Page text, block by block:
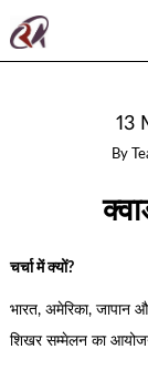
13
By
चर्चा में क्यों?
भारत, अमेरिका, जापान
शिखर सम्मेलन का आयोजन